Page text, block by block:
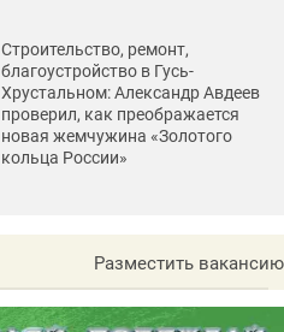
Строительство, ремонт,
благоустройство в Гусь-
Хрустальном: Александр Авдеев
проверил, как преображается
новая жемчужина «Золотого
кольца России»
Разместить вакансию